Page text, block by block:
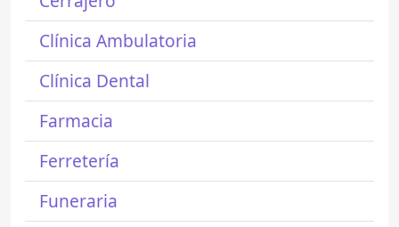
Clínica Ambulatoria
Clínica Dental
Farmacia
Ferretería
Funeraria